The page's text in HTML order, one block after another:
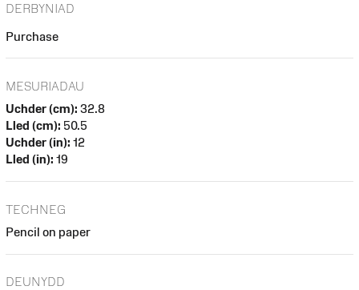
DERBYNIAD
Purchase
MESURIADAU
Uchder (cm): 32.8
Lled (cm): 50.5
Uchder (in): 12
Lled (in): 19
TECHNEG
Pencil on paper
DEUNYDD